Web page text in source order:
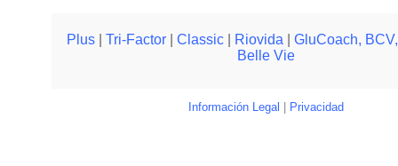
Plus| Tri-Factor| Classic| Riovida
GluCoach,
Belle Vie
Información Legal Privacidad